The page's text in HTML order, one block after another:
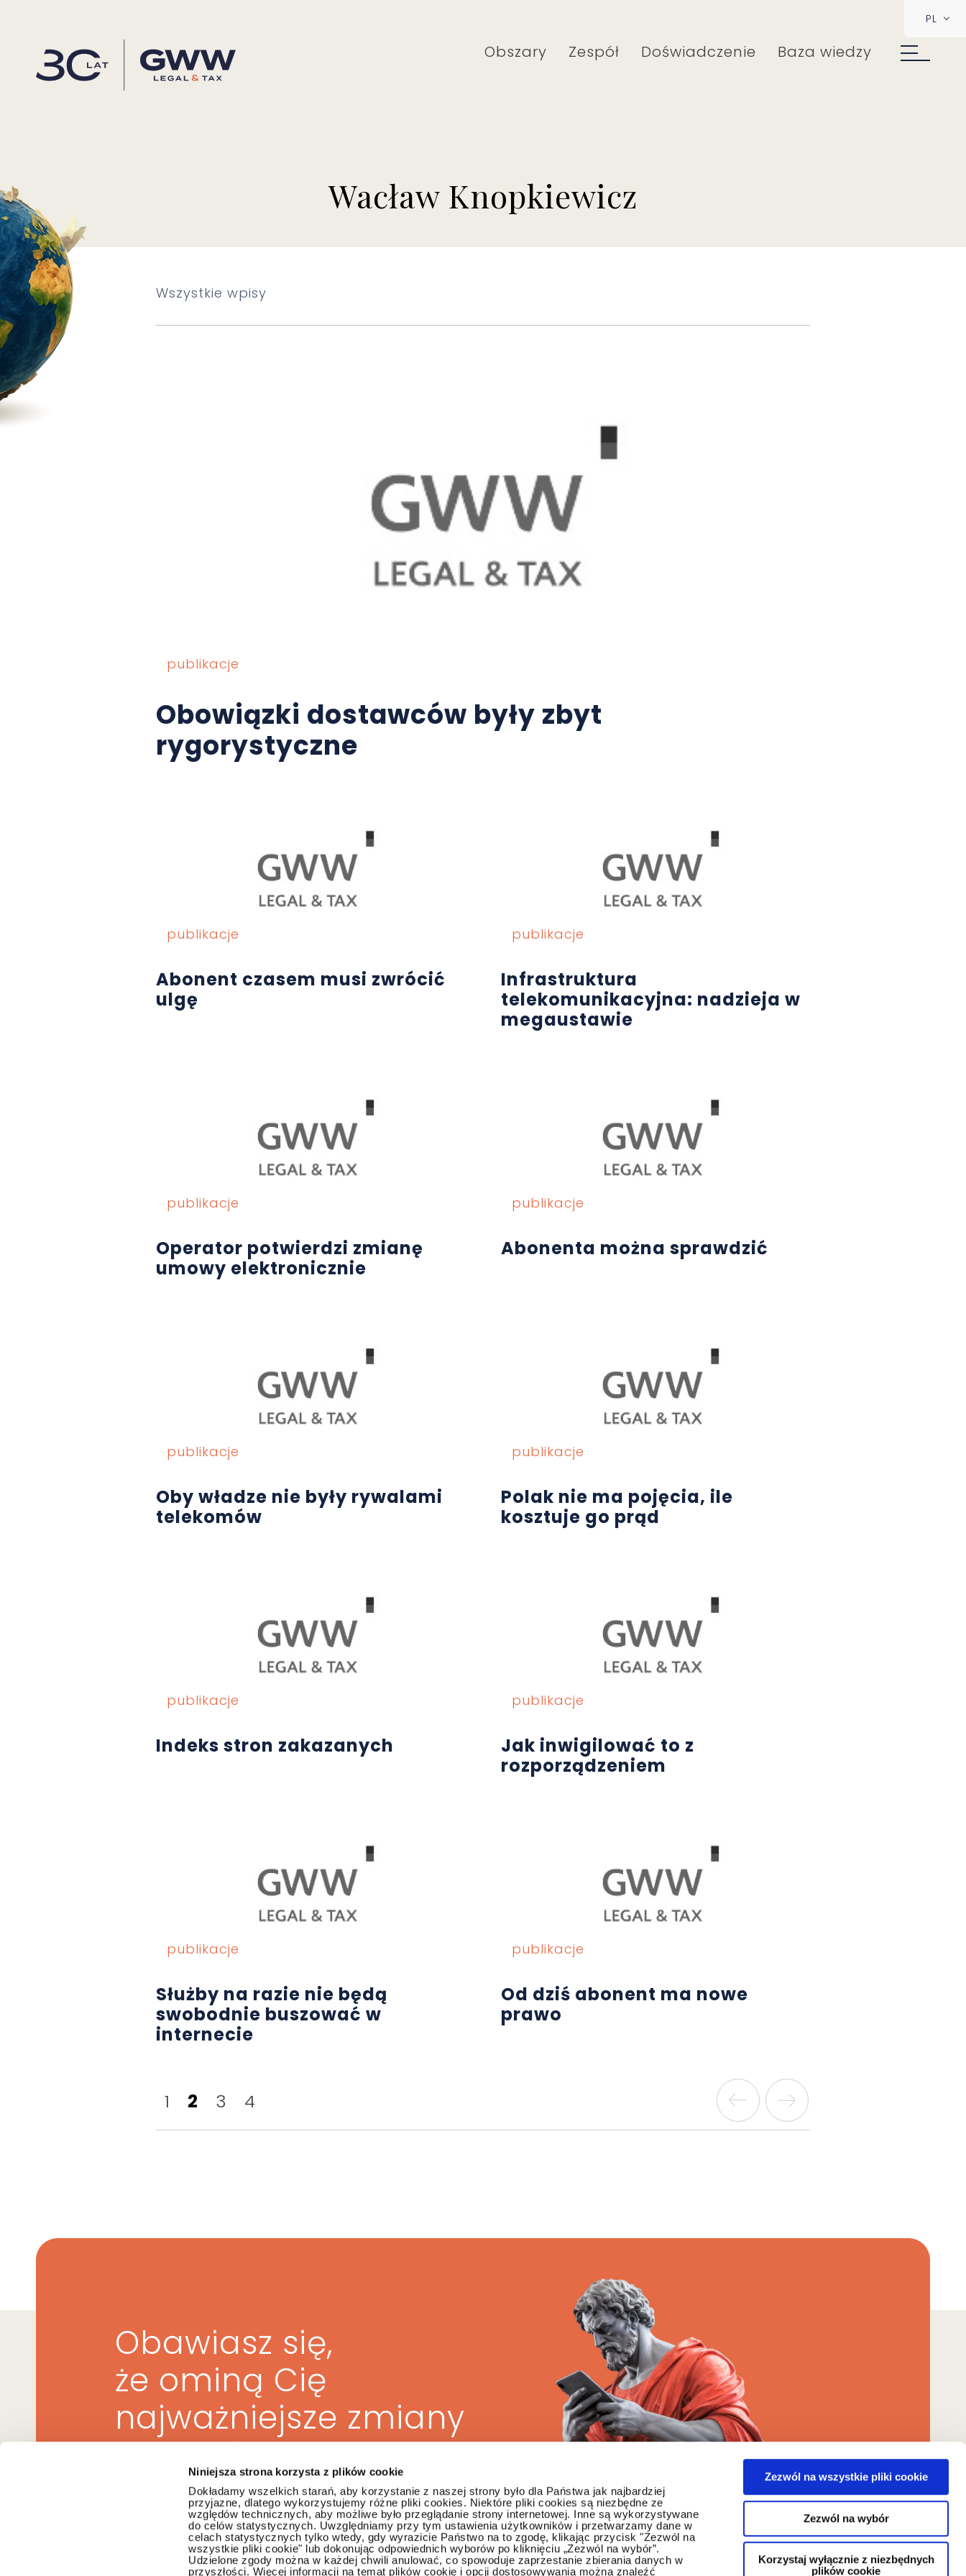
Niniejsza strona korzysta z plików cookie
Dokładamy wszelkich starań, aby korzystanie z naszej strony było dla Państwa jak najbardziej
przyjazne, dlatego wykorzystujemy różne pliki cookies. Niektóre pliki cookies są niezbędne ze
względów technicznych, aby możliwe było przeglądanie strony internetowej. Inne są wykorzystywane
do celów statystycznych. Uwzględniamy przy tym ustawienia użytkowników i przetwarzamy dane w
celach statystycznych tylko wtedy, gdy wyrazicie Państwo na to zgodę, klikając przycisk "Zezwól na
wszystkie pliki cookie" lub dokonując odpowiednich wyborów po kliknięciu „Zezwól na wybór”.
Udzielone zgody można w każdej chwili anulować, co spowoduje zaprzestanie zbierania danych w
przyszłości. Więcej informacji na temat plików cookie i opcji dostosowywania można znaleźć
Zezwól na wszystkie pliki cookie
Zezwól na wybór
Korzystaj wyłącznie z niezbędnych
plików cookie
Obszary Zespół Doświadczenie Baza wiedzy
PL
Wacław Knopkiewicz
Wszystkie wpisy
publikacje
Obowiązki dostawców były zbyt
rygorystyczne
publikacje
Abonent czasem musi zwrócić
ulgę
publikacje
Infrastruktura
telekomunikacyjna: nadzieja w
megaustawie
publikacje
Operator potwierdzi zmianę
umowy elektronicznie
publikacje
Abonenta można sprawdzić
publikacje
Oby władze nie były rywalami
telekomów
publikacje
Polak nie ma pojęcia, ile
kosztuje go prąd
publikacje
Indeks stron zakazanych
publikacje
Jak inwigilować to z
rozporządzeniem
publikacje
Służby na razie nie będą
swobodnie buszować w
internecie
publikacje
Od dziś abonent ma nowe
prawo
1 2 3 4
Obawiasz się,
że ominą Cię
najważniejsze zmiany
w prawie?
Zapisz się do newslettera